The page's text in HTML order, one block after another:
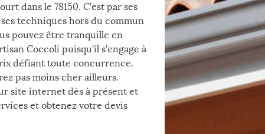
dans le 78150. C’est par ses
techniques hors du commun
pouvez être tranquille en
Coccoli puisqu’il s’engage à
défiant toute concurrence.
pas moins cher ailleurs.
site internet dès à présent et
et obtenez votre devis